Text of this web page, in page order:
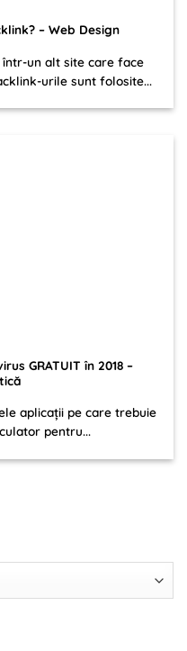
– Web Design
un alt site care face
urile sunt folosite...
GRATUIT în 2018 –
aplicaţii pe care trebuie
pentru...